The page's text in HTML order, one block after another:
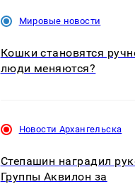
Мировые новости
Кошки становятся
люди меняются?
Новости Архангельска
Степашин наградил
Группы Аквилон за